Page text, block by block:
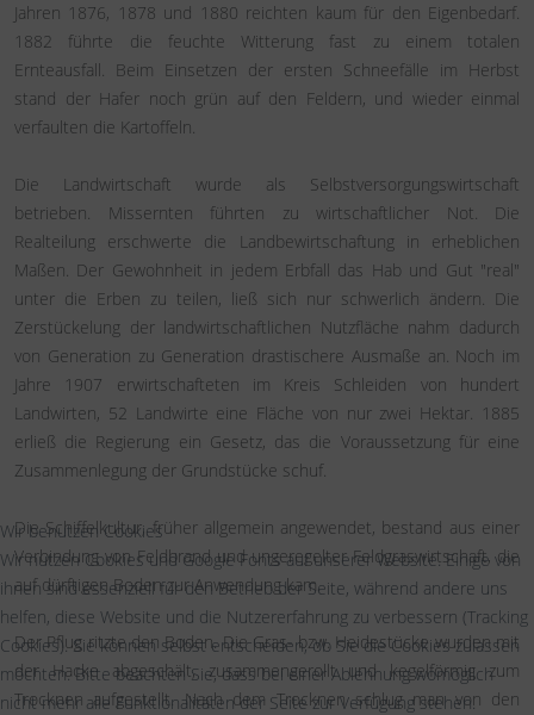
Jahren 1876, 1878 und 1880 reichten kaum für den Eigenbedarf.
1882 führte die feuchte Witterung fast zu einem totalen
Ernteausfall. Beim Einsetzen der ersten Schneefälle im Herbst
stand der Hafer noch grün auf den Feldern, und wieder einmal
verfaulten die Kartoffeln.
Die Landwirtschaft wurde als Selbstversorgungswirtschaft
betrieben. Missernten führten zu wirtschaftlicher Not. Die
Realteilung erschwerte die Landbewirtschaftung in erheblichen
Maßen. Der Gewohnheit in jedem Erbfall das Hab und Gut "real"
unter die Erben zu teilen, ließ sich nur schwerlich ändern. Die
Zerstückelung der landwirtschaftlichen Nutzfläche nahm dadurch
von Generation zu Generation drastischere Ausmaße an. Noch im
Jahre 1907 erwirtschafteten im Kreis Schleiden von hundert
Landwirten, 52 Landwirte eine Fläche von nur zwei Hektar. 1885
erließ die Regierung ein Gesetz, das die Voraussetzung für eine
Zusammenlegung der Grundstücke schuf.
Die Schiffelkultur, früher allgemein angewendet, bestand aus einer
Verbindung von Feldbrand und ungeregelter Feldgraswirtschaft, die
auf dürftigen Boden zur Anwendung kam.
Der Pflug ritzte den Boden. Die Gras- bzw. Heidestücke wurden mit
der Hacke abgeschält, zusammengerollt und kegelförmig zum
Trocknen aufgestellt. Nach dem Trocknen schlug man von den
Wir benutzen Cookies
Wir nutzen Cookies und Google Fonts auf unserer Website. Einige von
ihnen sind essenziell für den Betrieb der Seite, während andere uns
helfen, diese Website und die Nutzererfahrung zu verbessern (Tracking
Cookies). Sie können selbst entscheiden, ob Sie die Cookies zulassen
möchten. Bitte beachten Sie, dass bei einer Ablehnung womöglich
nicht mehr alle Funktionalitäten der Seite zur Verfügung stehen.